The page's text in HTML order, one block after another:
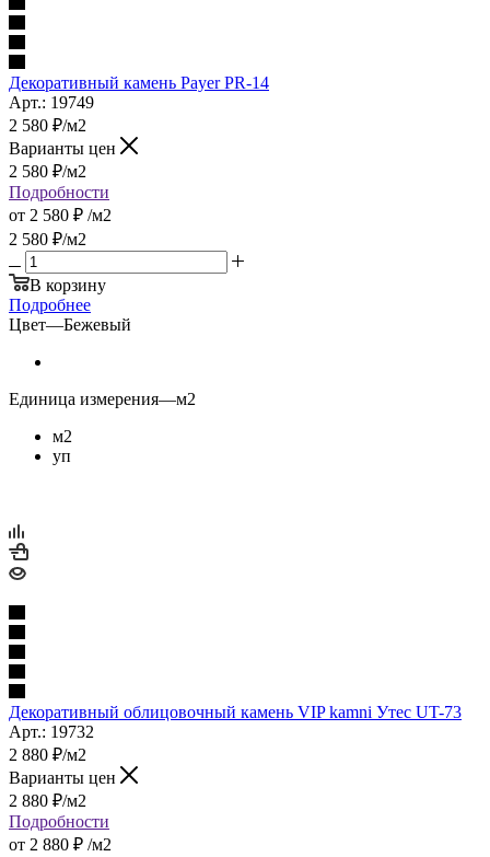
Декоративный камень Payer PR-14
Арт.: 19749
2 580 ₽/м2
Варианты цен
2 580 ₽/м2
Подробности
от 2 580 ₽ /м2
2 580 ₽/м2
В корзину
Подробнее
Цвет—Бежевый
Единица измерения—м2
м2
уп
Декоративный облицовочный камень VIP kamni Утес UT-73
Арт.: 19732
2 880 ₽/м2
Варианты цен
2 880 ₽/м2
Подробности
от 2 880 ₽ /м2